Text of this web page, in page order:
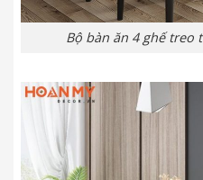
Bộ bàn ăn 4 ghế treo